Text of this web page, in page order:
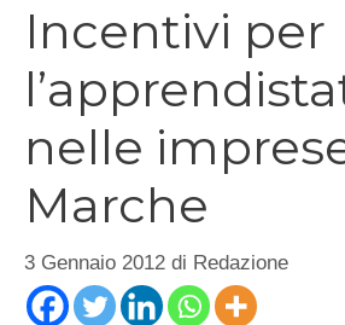
Incentivi per
nelle
Marche
3 Gennaio 2012 di Redazione